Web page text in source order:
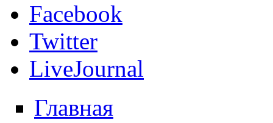
Facebook
Twitter
LiveJournal
Главная